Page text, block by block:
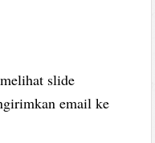
slide
email ke